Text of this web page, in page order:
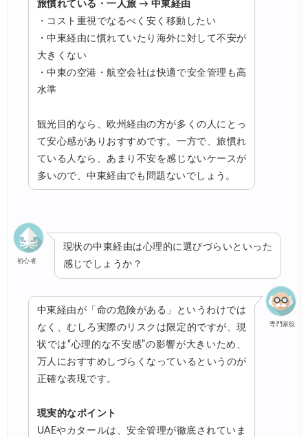
旅慣れている・一人旅 → 中東経由
・コスト重視でなるべく安く移動したい
・中東経由に慣れていたり海外に対して不安が
大きくない
・中東の空港・航空会社は快適で安全管理も高
水準
観光目的なら、欧州経由の方が多くの人にとっ
て安心感がありおすすめです。一方で、旅慣れ
ている人なら、あまり不安を感じないケースが
多いので、中東経由でも問題ないでしょう。
初心者
現状の中東経由は心理的に選びづらいといった
感じでしょうか？
専門家役
中東経由が「命の危険がある」というわけでは
なく、むしろ実際のリスクは限定的ですが、現
状では“心理的な不安感”の影響が大きいため、
万人におすすめしづらくなっているというのが
正確な表現です。
現実的なポイント
UAEやカタールは、安全管理が徹底されていま